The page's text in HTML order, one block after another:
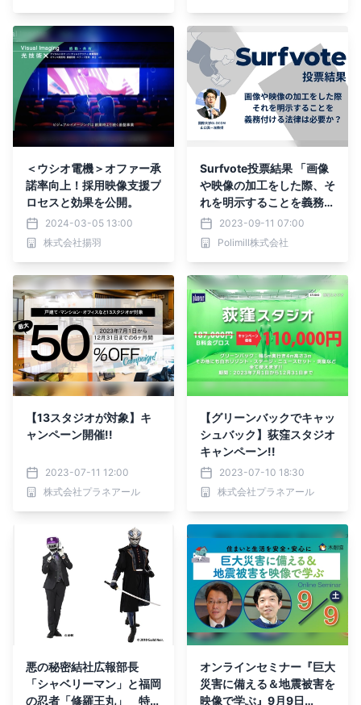
＜ウシオ電機＞オファー承
諾率向上！採用映像支援プ
ロセスと効果を公開。
2024-03-05 13:00
株式会社揚羽
Surfvote投票結果 「画像
や映像の加工をした際、そ
れを明示することを義務付
ける法律は必要か？」
2023-09-11 07:00
Polimill株式会社
【13スタジオが対象】キ
ャンペーン開催!!
2023-07-11 12:00
株式会社プラネアール
【グリーンバックでキャッ
シュバック】荻窪スタジオ
キャンペーン!!
2023-07-10 18:30
株式会社プラネアール
悪の秘密結社広報部長
「シャベリーマン」と福岡
の忍者「修羅王丸」 特別
オンラインセミナー『巨大
災害に備える＆地震被害を
映像で学ぶ』9月9日